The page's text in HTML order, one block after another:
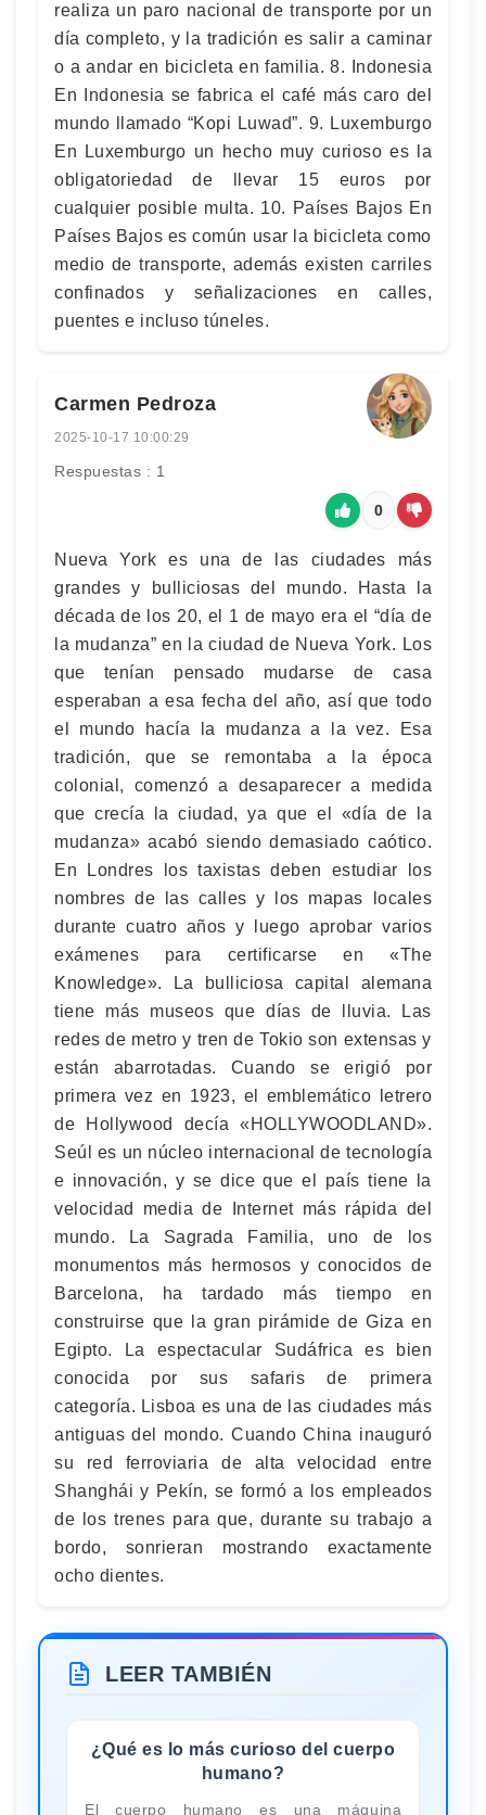
realiza un paro nacional de transporte por un
día completo, y la tradición es salir a caminar
o a andar en bicicleta en familia. 8. Indonesia
En Indonesia se fabrica el café más caro del
mundo llamado “Kopi Luwad”. 9. Luxemburgo
En Luxemburgo un hecho muy curioso es la
obligatoriedad de llevar 15 euros por
cualquier posible multa. 10. Países Bajos En
Países Bajos es común usar la bicicleta como
medio de transporte, además existen carriles
confinados y señalizaciones en calles,
puentes e incluso túneles.
Carmen Pedroza
2025-10-17 10:00:29
Respuestas : 1
0
Nueva York es una de las ciudades más
grandes y bulliciosas del mundo. Hasta la
década de los 20, el 1 de mayo era el “día de
la mudanza” en la ciudad de Nueva York. Los
que tenían pensado mudarse de casa
esperaban a esa fecha del año, así que todo
el mundo hacía la mudanza a la vez. Esa
tradición, que se remontaba a la época
colonial, comenzó a desaparecer a medida
que crecía la ciudad, ya que el «día de la
mudanza» acabó siendo demasiado caótico.
En Londres los taxistas deben estudiar los
nombres de las calles y los mapas locales
durante cuatro años y luego aprobar varios
exámenes para certificarse en «The
Knowledge». La bulliciosa capital alemana
tiene más museos que días de lluvia. Las
redes de metro y tren de Tokio son extensas y
están abarrotadas. Cuando se erigió por
primera vez en 1923, el emblemático letrero
de Hollywood decía «HOLLYWOODLAND».
Seúl es un núcleo internacional de tecnología
e innovación, y se dice que el país tiene la
velocidad media de Internet más rápida del
mundo. La Sagrada Familia, uno de los
monumentos más hermosos y conocidos de
Barcelona, ha tardado más tiempo en
construirse que la gran pirámide de Giza en
Egipto. La espectacular Sudáfrica es bien
conocida por sus safaris de primera
categoría. Lisboa es una de las ciudades más
antiguas del mondo. Cuando China inauguró
su red ferroviaria de alta velocidad entre
Shanghái y Pekín, se formó a los empleados
de los trenes para que, durante su trabajo a
bordo, sonrieran mostrando exactamente
ocho dientes.
LEER TAMBIÉN
¿Qué es lo más curioso del cuerpo
humano?
El cuerpo humano es una máquina